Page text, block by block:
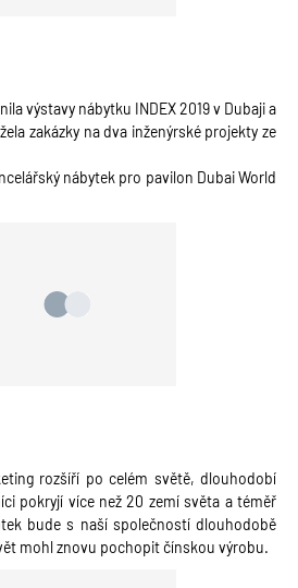
výstavy nábytku INDEX 2019 v Dubaji a
zakázky na dva inženýrské projekty ze
nábytek pro pavilon Dubai World
rozšíří po celém světě, dlouhodobí
pokryjí více než 20 zemí světa a téměř
bude s naší společností dlouhodobě
mohl znovu pochopit čínskou výrobu.